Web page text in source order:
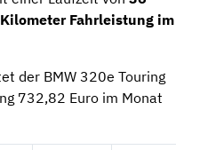
Fahrleistung im
der BMW 320e Touring
732,82 Euro im Monat